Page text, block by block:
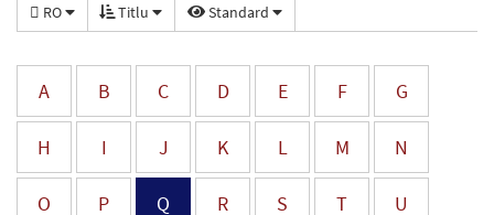
RO Titlu Standard
A B C D E F G
H I J K L M N
O P Q R S T U